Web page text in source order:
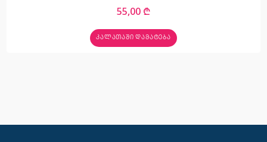
55,00 ₾
ᲙᲐᲚᲐᲗᲐᲨᲘ ᲓᲐᲛᲐᲢᲔᲑᲐ